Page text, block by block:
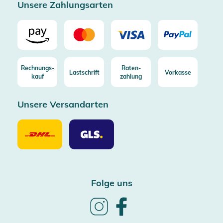
Unsere Zahlungsarten
Rechnungs-
kauf
Lastschrift
Raten-
zahlung
Vorkasse
Unsere Versandarten
Unsere
Versandarten
DHL
Unsere
Versandarten
GLS
Folge uns
Follow